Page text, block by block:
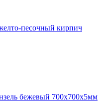
песочный кирпич